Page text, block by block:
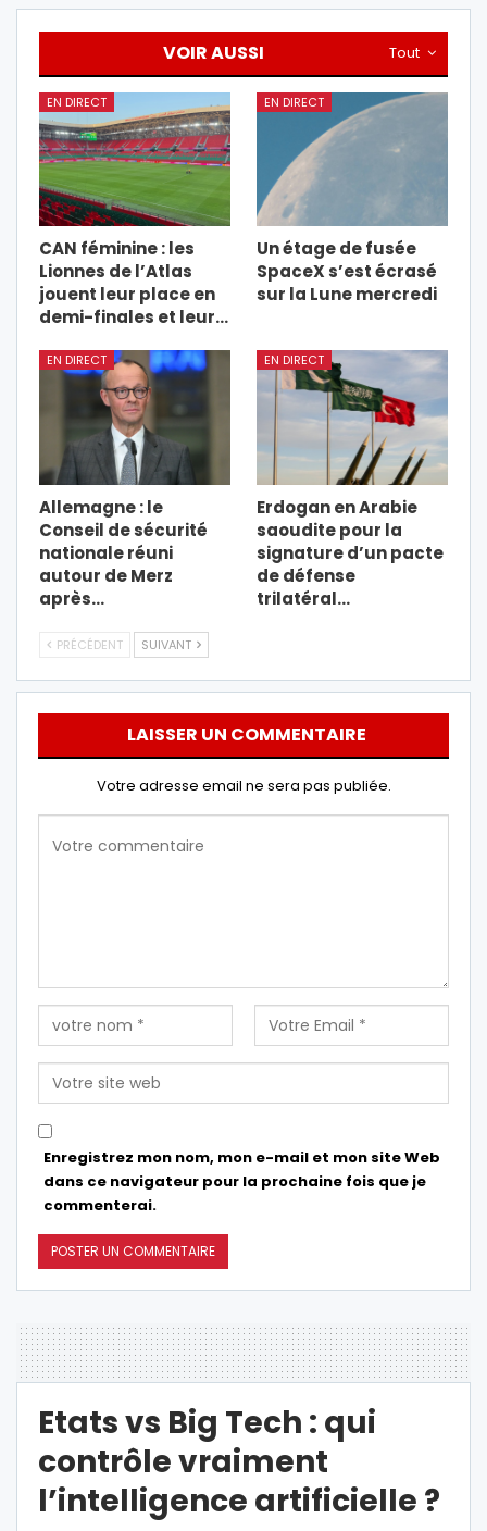
Tout
VOIR AUSSI
EN DIRECT
CAN féminine : les
Lionnes de l’Atlas
jouent leur place en
demi-finales et leur…
EN DIRECT
Un étage de fusée
SpaceX s’est écrasé
sur la Lune mercredi
EN DIRECT
Allemagne : le
Conseil de sécurité
nationale réuni
autour de Merz
après…
EN DIRECT
Erdogan en Arabie
saoudite pour la
signature d’un pacte
de défense
trilatéral…
PRÉCÉDENT SUIVANT
LAISSER UN COMMENTAIRE
Votre adresse email ne sera pas publiée.
Enregistrez mon nom, mon e-mail et mon site Web
dans ce navigateur pour la prochaine fois que je
commenterai.
Etats vs Big Tech : qui
contrôle vraiment
l’intelligence artificielle ?